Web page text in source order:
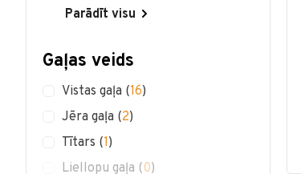
Parādīt visu
Gaļas veids
Vistas gaļa (16)
Jēra gaļa (2)
Tītars (1)
Liellopu gaļa (0)